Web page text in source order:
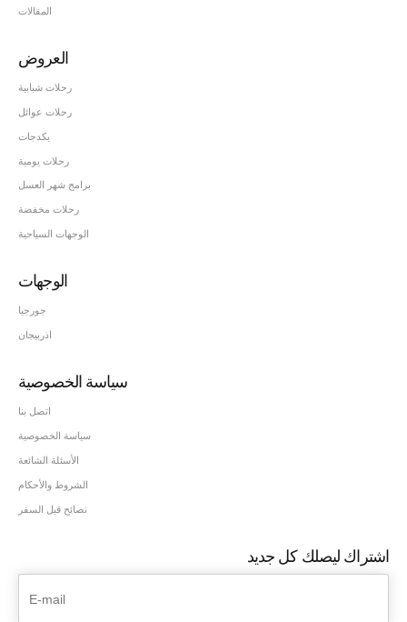
المقالات
العروض
رحلات شبابية
رحلات عوائل
بكدجات
رحلات يومية
برامج شهر العسل
رحلات مخفضة
الوجهات السياحية
الوجهات
جورجيا
اذربيجان
سياسة الخصوصية
اتصل بنا
سياسة الخصوصية
الأسئلة الشائعة
الشروط والأحكام
نصائح قبل السفر
اشتراك ليصلك كل جديد